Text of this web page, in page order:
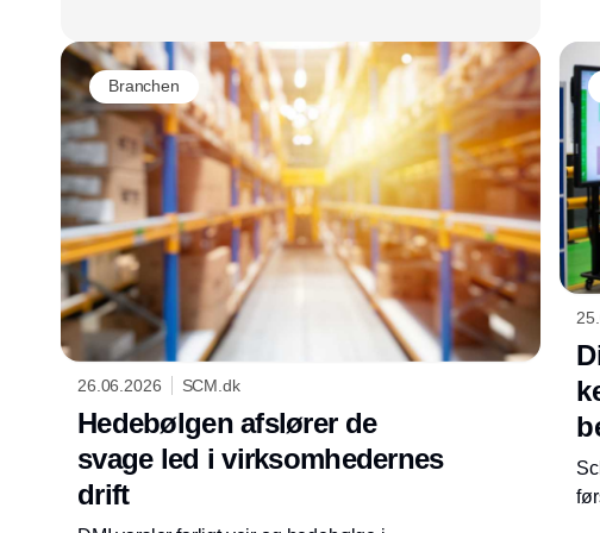
Branchen
26.06.2026 SCM.dk
Hedebølgen afslører de
svage led i virksomhedernes
drift